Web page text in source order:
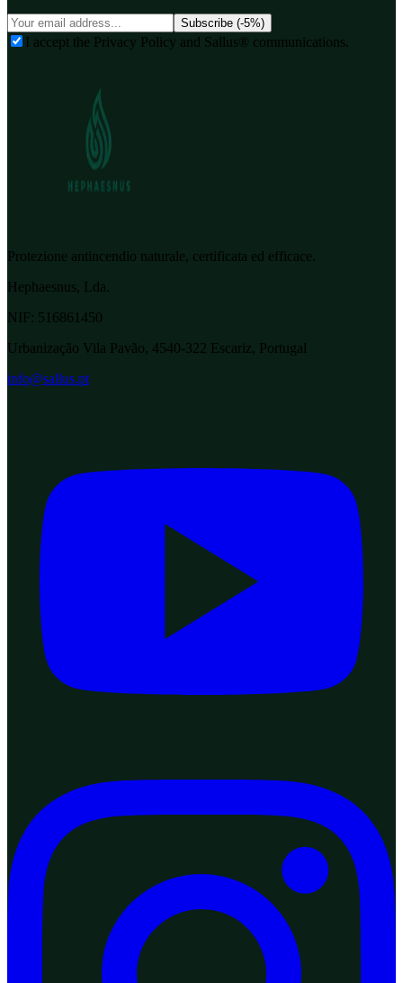
Subscribe (-5%)
I accept the Privacy Policy and Sallus® communications.
Protezione antincendio naturale, certificata ed efficace.
Hephaesnus, Lda.
NIF: 516861450
Urbanização Vila Pavão, 4540-322 Escariz, Portugal
info@sallus.pt